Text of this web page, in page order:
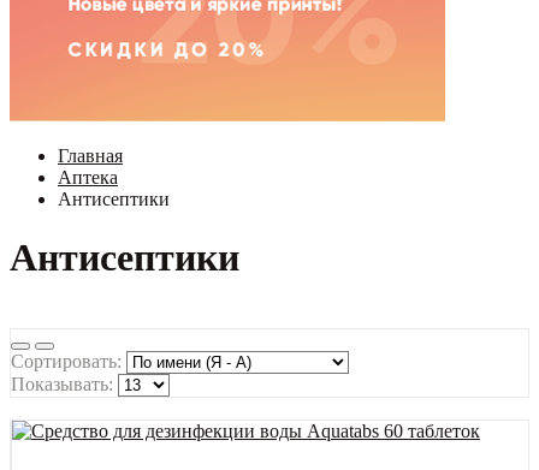
Главная
Аптека
Антисептики
Антисептики
Сортировать:
Показывать: